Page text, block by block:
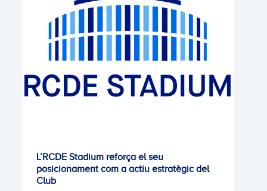
L’RCDE Stadium reforça el seu
posicionament com a actiu estratègic del
Club